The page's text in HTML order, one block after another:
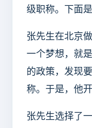
级职称。下面
张先生在北京
一个梦想，就
的政策，发现
称。于是，他
张先生选择了